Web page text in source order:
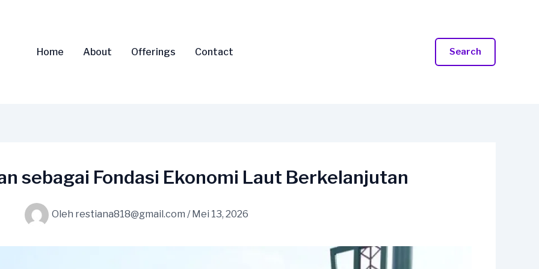
Home About Offerings Contact Search
sebagai Fondasi Ekonomi Laut Berkelanjutan
Oleh restiana818@gmail.com /Mei 13, 2026